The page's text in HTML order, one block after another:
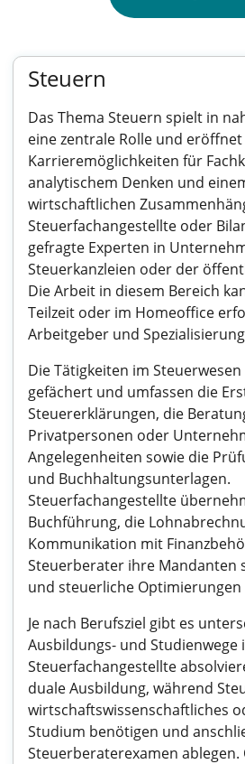
Steuern
Das Thema Steuern spielt in
eine zentrale Rolle und
Karrieremöglichkeiten für
analytischem Denken und
wirtschaftlichen
Steuerfachangestellte oder
gefragte Experten in
Steuerkanzleien oder der
Die Arbeit in diesem Bereich
Teilzeit oder im Homeoffice
Arbeitgeber und
Die Tätigkeiten im
gefächert und umfassen die
Steuererklärungen, die
Privatpersonen oder
Angelegenheiten sowie die
und Buchhaltungsunterlagen.
Steuerfachangestellte
Buchführung, die
Kommunikation mit
Steuerberater ihre Mandanten
und steuerliche
Je nach Berufsziel gibt es
Ausbildungs- und Studienwege
Steuerfachangestellte
duale Ausbildung, während
wirtschaftswissenschaftliches
Studium benötigen und
Steuerberaterexamen